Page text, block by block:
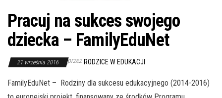
Pracuj na sukces swojego
dziecka – FamilyEduNet
21 września 2016 przez RODZICE W EDUKACJI
FamilyEduNet – Rodziny dla sukcesu edukacyjnego (2014-2016)